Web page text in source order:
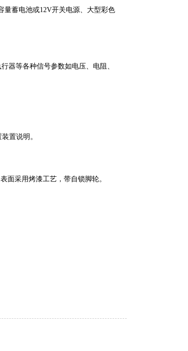
量蓄电池或12V开关电源、大型彩色
器等各种信号参数如电压、电阻、
置说明。
面采用烤漆工艺，带自锁脚轮。